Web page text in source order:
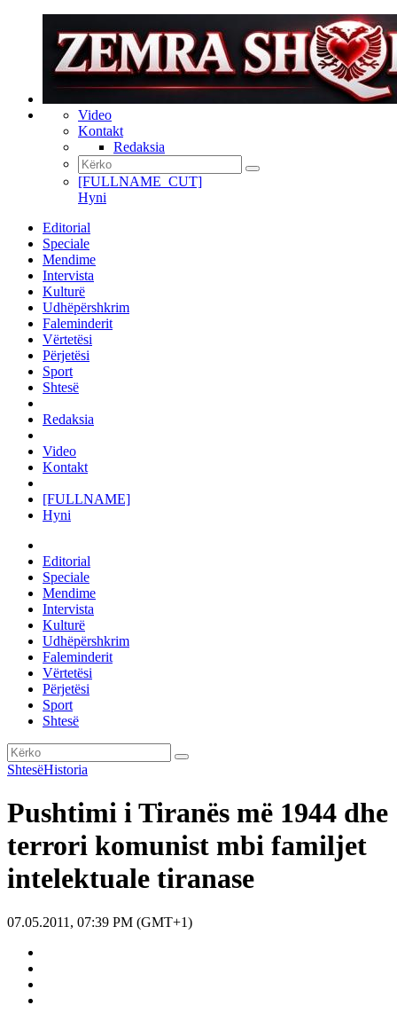
Video
Kontakt
Redaksia
[FULLNAME_CUT]
Hyni
Editorial
Speciale
Mendime
Intervista
Kulturë
Udhëpërshkrim
Faleminderit
Vërtetësi
Përjetësi
Sport
Shtesë
Redaksia
Video
Kontakt
[FULLNAME]
Hyni
Editorial
Speciale
Mendime
Intervista
Kulturë
Udhëpërshkrim
Faleminderit
Vërtetësi
Përjetësi
Sport
Shtesë
ShtesëHistoria
Pushtimi i Tiranës më 1944 dhe
terrori komunist mbi familjet
intelektuale tiranase
07.05.2011, 07:39 PM (GMT+1)